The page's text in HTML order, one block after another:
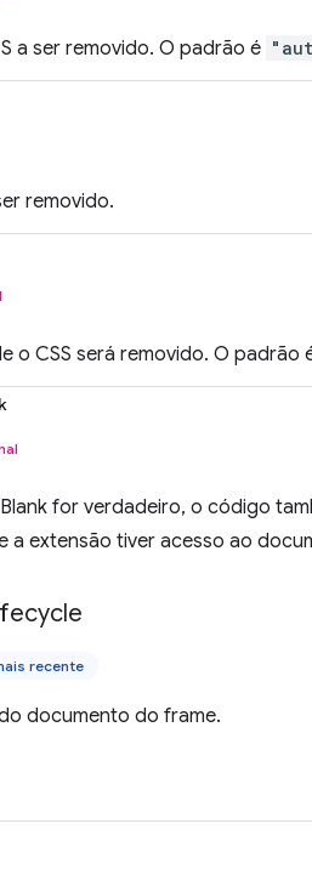
a ser removido. O padrão é
removido.
o CSS será removido. O padrão
for verdadeiro, o código
a extensão tiver acesso ao
recente
documento do frame.